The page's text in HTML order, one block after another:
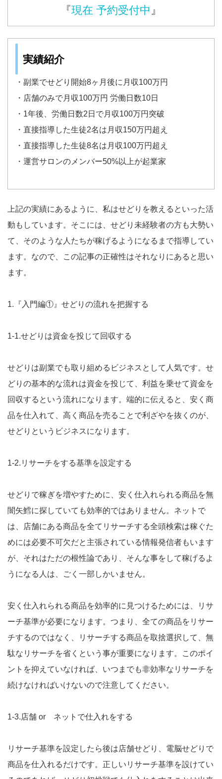
『現在 予約受付中 』
実績紹介
・副業でせどり開始8ヶ月後に月収100万円
・店舗のみで月収100万円 労働日数10日
・1年後、労働日数2日で月収100万円突破
・直接指導した生徒2名は月収150万円超え
・直接指導した生徒8名は月収100万円超え
・運営サロンのメンバー50%以上が起業家
上記の実績にあるように、私はせどりを教えるといった活
動もしています。そこには、せどり未経験者の方も大勢い
て、そのような人たちが稼げるようになるまで指導してい
ます。なので、この記事の正確性はそれなりにあると思い
ます。
1.『入門編①』せどりの流れを把握する
1-1.せどりは資金を投じて回収する
せどりは副業でも取り組めるビジネスとして人気です。せ
どりの基本的な流れは資金を投じて、利益を乗せて資金を
回収するという流れになります。端的に伝えると、安く商
品を仕入れて、高く商品を売ることで利ざやを抜くのが、
せどりというビジネスになります。
1-2.リサーチをする基準を設定する
せどりで稼ぎを増やすために、安く仕入れられる商品を無
闇矢鱈に探していても効率的ではありません。ネットで
は、店舗にある商品を全てリサーチする全頭検索は稼ぐた
めには必要不可欠だと主張されている情報発信者もいます
が、それはただの根性論であり、そんな事をして稼げるよ
うになる人は、ごく一部しかいません。
安く仕入れられる商品を効率的に見つけるためには、リサ
ーチ基準が必要になります。つまり、全ての商品をリサー
チするのではなく、リサーチする商品を取捨選択して、無
駄なリサーチを省くという事が重要になります。このポイ
ントを抑えていなければ、いつまでも非効率なリサーチを
続けなければいけないので注意してください。
1-3.店舗 or ネットで仕入れをする
リサーチ基準を設定したら後は店舗せどり、電脳せどりで
商品を仕入れるだけです。正しいリサーチ基準を設けてい